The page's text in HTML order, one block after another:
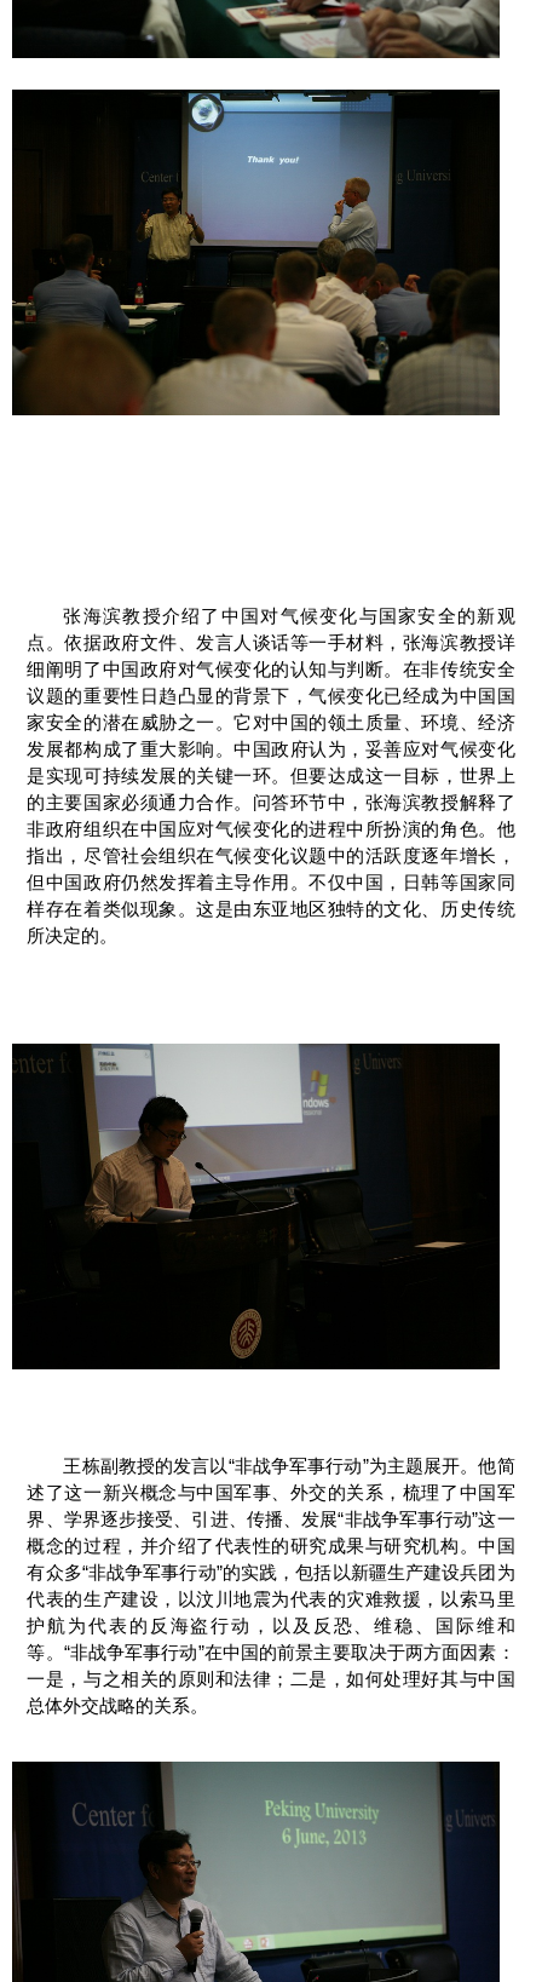
张海滨教授介绍了中国对气候变化与国家安全的新观
点。依据政府文件、发言人谈话等一手材料，张海滨教授详
细阐明了中国政府对气候变化的认知与判断。在非传统安全
议题的重要性日趋凸显的背景下，气候变化已经成为中国国
家安全的潜在威胁之一。它对中国的领土质量、环境、经济
发展都构成了重大影响。中国政府认为，妥善应对气候变化
是实现可持续发展的关键一环。但要达成这一目标，世界上
的主要国家必须通力合作。问答环节中，张海滨教授解释了
非政府组织在中国应对气候变化的进程中所扮演的角色。他
指出，尽管社会组织在气候变化议题中的活跃度逐年增长，
但中国政府仍然发挥着主导作用。不仅中国，日韩等国家同
样存在着类似现象。这是由东亚地区独特的文化、历史传统
所决定的。
王栋副教授的发言以“非战争军事行动”为主题展开。他简
述了这一新兴概念与中国军事、外交的关系，梳理了中国军
界、学界逐步接受、引进、传播、发展“非战争军事行动”这一
概念的过程，并介绍了代表性的研究成果与研究机构。中国
有众多“非战争军事行动”的实践，包括以新疆生产建设兵团为
代表的生产建设，以汶川地震为代表的灾难救援，以索马里
护航为代表的反海盗行动，以及反恐、维稳、国际维和
等。“非战争军事行动”在中国的前景主要取决于两方面因素：
一是，与之相关的原则和法律；二是，如何处理好其与中国
总体外交战略的关系。